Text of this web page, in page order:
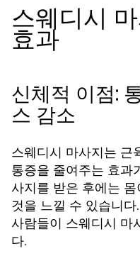
스웨디시
효과
신체적 이점:
스 감소
스웨디시 마사지는 근
통증을 줄여주는 효과
사지를 받은 후에는
것을 느낄 수 있습니
사람들이 스웨디시 마
다.